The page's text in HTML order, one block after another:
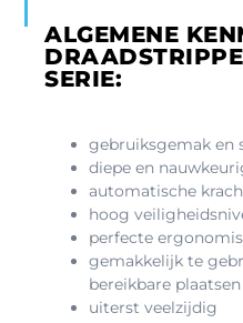
ALGEMENE
SERIE:
gebruiksgemak en
diepe en
automatische
hoog
perfecte
gemakkelijk te
bereikbare plaatsen
uiterst veelzijdig